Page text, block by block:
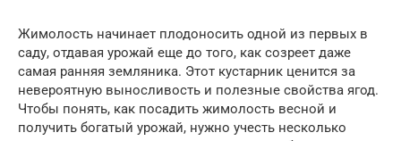
Жимолость начинает плодоносить одной из первых в
саду, отдавая урожай еще до того, как созреет даже
самая ранняя земляника. Этот кустарник ценится за
невероятную выносливость и полезные свойства ягод.
Чтобы понять, как посадить жимолость весной и
получить богатый урожай, нужно учесть несколько